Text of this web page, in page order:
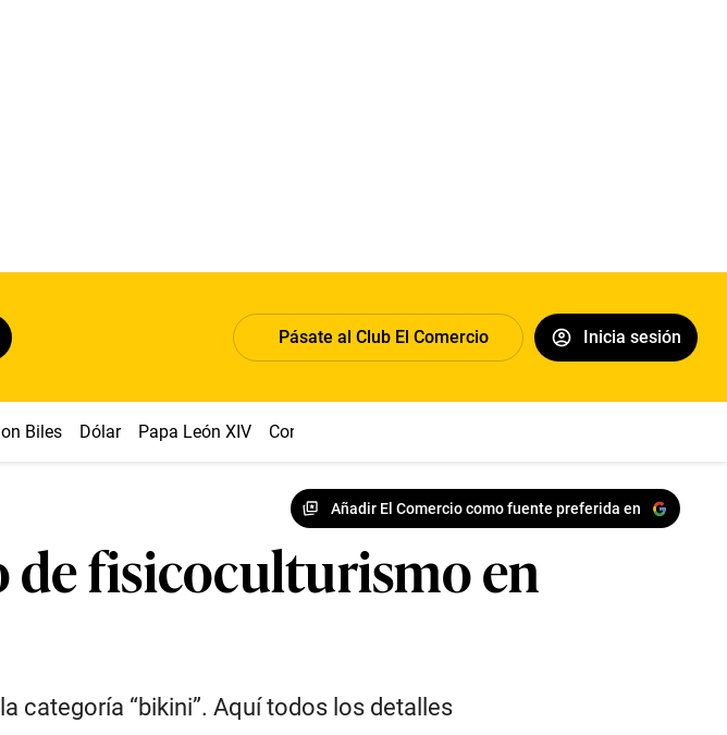
Pásate al Club El Comercio Inicia sesión
Biles Dólar Papa León XIV Congreso
Añadir El Comercio como fuente preferida en
de fisicoculturismo en
categoría “bikini”. Aquí todos los detalles